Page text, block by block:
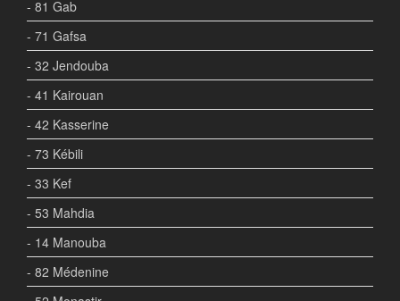
- 81 Gab
- 71 Gafsa
- 32 Jendouba
- 41 Kairouan
- 42 Kasserine
- 73 Kébili
- 33 Kef
- 53 Mahdia
- 14 Manouba
- 82 Médenine